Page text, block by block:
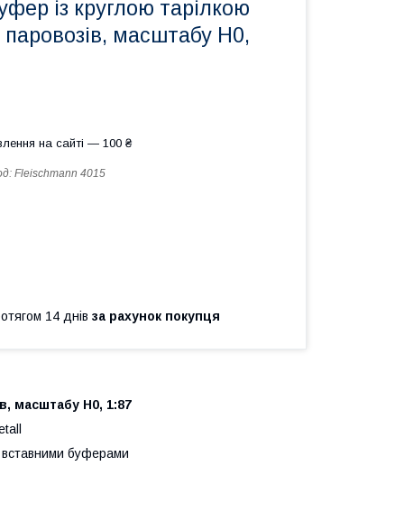
із круглою тарілкою
масштабу H0,
на сайті — 100 ₴
Fleischmann 4015
14 днів за рахунок покупця
масштабу H0, 1:87
вставними буферами